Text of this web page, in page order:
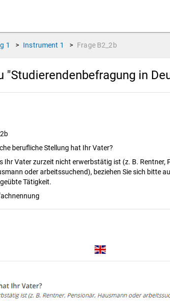
1 > Instrument 1 > Frage B2_2b
"Studierendenbefragung in
berufliche Stellung hat Ihr Vater?
Ihr Vater zurzeit nicht erwerbstätig ist (z. B. Rentner,
oder arbeitssuchend), beziehen Sie sich bitte
Tätigkeit.